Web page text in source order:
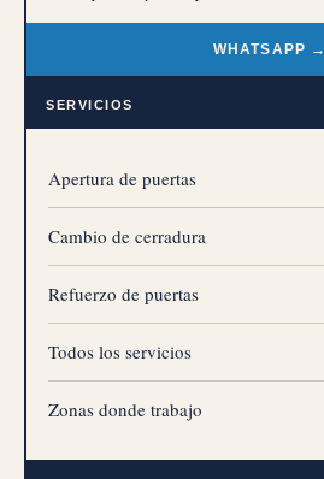
WHATSAPP →
SERVICIOS
Apertura de puertas
Cambio de cerradura
Refuerzo de puertas
Todos los servicios
Zonas donde trabajo